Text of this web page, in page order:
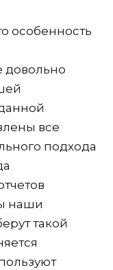
особенность
довольно
все
подхода
наши
такой